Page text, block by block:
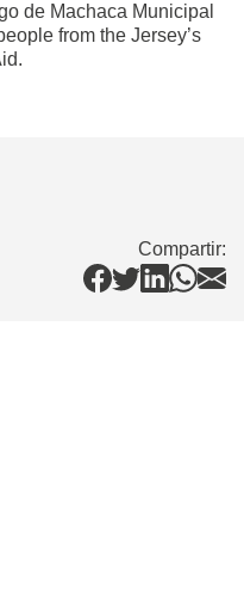
de Machaca Municipal
from the Jersey’s
Compartir: